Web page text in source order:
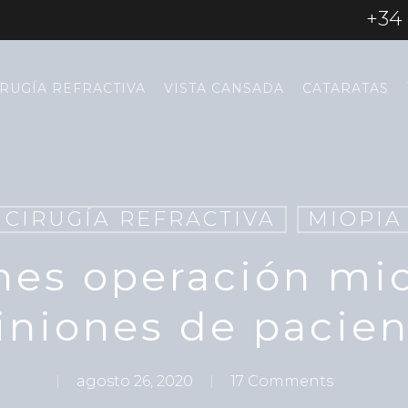
+34
REFRACTIVA VISTA CANSADA CATARATAS
CIRUGÍA REFRACTIVA MIOPIA
operación
de
agosto 26, 2020 17 Comments